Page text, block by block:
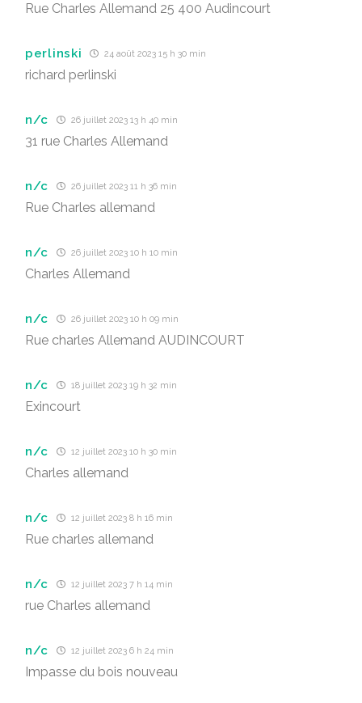
Rue Charles Allemand 25 400 Audincourt
perlinski 24 août 2023 15 h 30 min
richard perlinski
n/c 26 juillet 2023 13 h 40 min
31 rue Charles Allemand
n/c 26 juillet 2023 11 h 36 min
Rue Charles allemand
n/c 26 juillet 2023 10 h 10 min
Charles Allemand
n/c 26 juillet 2023 10 h 09 min
Rue charles Allemand AUDINCOURT
n/c 18 juillet 2023 19 h 32 min
Exincourt
n/c 12 juillet 2023 10 h 30 min
Charles allemand
n/c 12 juillet 2023 8 h 16 min
Rue charles allemand
n/c 12 juillet 2023 7 h 14 min
rue Charles allemand
n/c 12 juillet 2023 6 h 24 min
Impasse du bois nouveau